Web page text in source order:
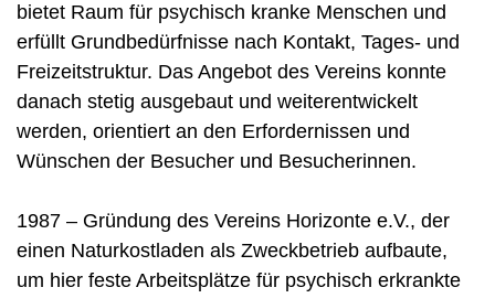
bietet Raum für psychisch kranke Menschen und
erfüllt Grundbedürfnisse nach Kontakt, Tages- und
Freizeitstruktur. Das Angebot des Vereins konnte
danach stetig ausgebaut und weiterentwickelt
werden, orientiert an den Erfordernissen und
Wünschen der Besucher und Besucherinnen.
1987 – Gründung des Vereins Horizonte e.V., der
einen Naturkostladen als Zweckbetrieb aufbaute,
um hier feste Arbeitsplätze für psychisch erkrankte